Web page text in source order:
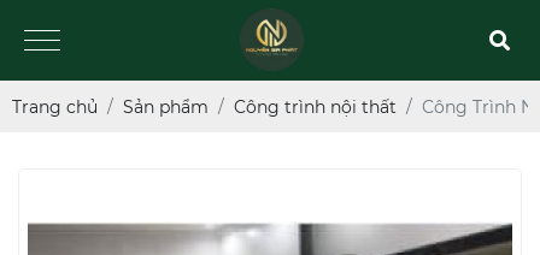
Trang chủ Sản phẩm Công trình nội thất Công Trình